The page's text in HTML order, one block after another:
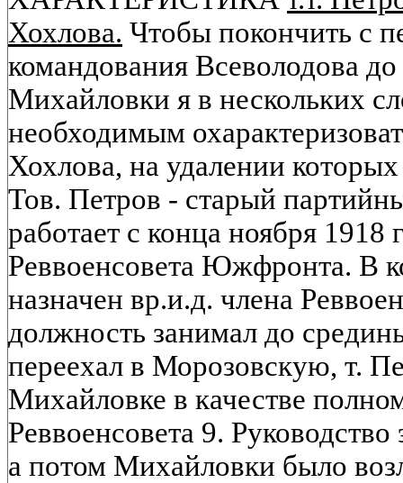
Хохлова. Чтобы покончить с
командования Всеволодова
Михайловки я в нескольких
необходимым
Хохлова, на удалении
Тов. Петров - старый
работает с конца ноября 1918
Реввоенсовета Южфронта. В
назначен вр.и.д. члена
должность занимал до
переехал в Морозовскую, т.
Михайловке в качестве
Реввоенсовета 9.
а потом Михайловки было